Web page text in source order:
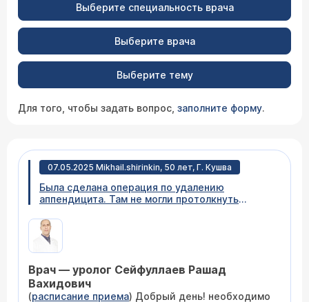
Выберите специальность врача
Выберите врача
Выберите тему
Для того, чтобы задать вопрос, заполните форму.
07.05.2025 Mikhail.shirinkin, 50 лет, Г. Кушва
Была сделана операция по удалению
аппендицита. Там не могли протолкнуть
частые позывы мочеиспускания. Ночью слабая
струя.
Врач — уролог Сейфуллаев Рашад
Вахидович
(расписание приема) Добрый день! необходимо